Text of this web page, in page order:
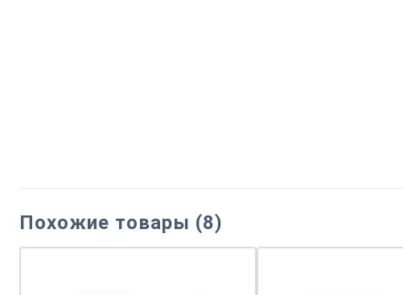
Похожие товары (8)